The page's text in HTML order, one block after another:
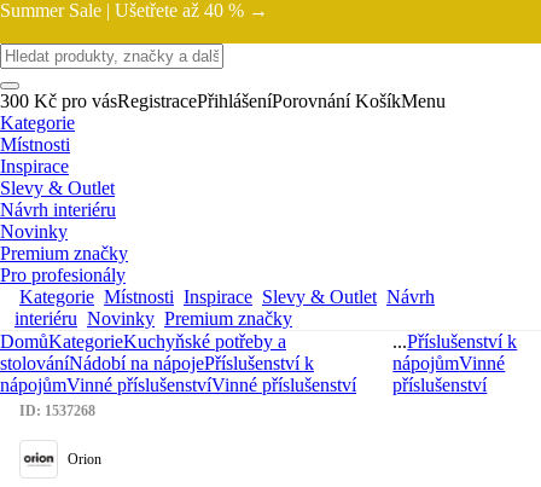
Summer Sale | Ušetřete až 40 % →
300 Kč pro vásRegistracePřihlášeníPorovnání KošíkMenu
Kategorie
Místnosti
Inspirace
Slevy & Outlet
Návrh interiéru
Novinky
Premium značky
Pro profesionály
Kategorie Místnosti Inspirace Slevy & Outlet Návrh
interiéru Novinky Premium značky
DomůKategorieKuchyňské potřeby a
stolováníNádobí na nápojePříslušenství k
nápojůmVinné příslušenstvíVinné příslušenství
...Příslušenství k
nápojůmVinné
příslušenství
ID: 1537268
Orion